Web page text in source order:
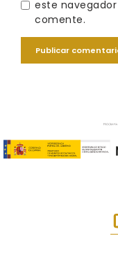
este
comente.